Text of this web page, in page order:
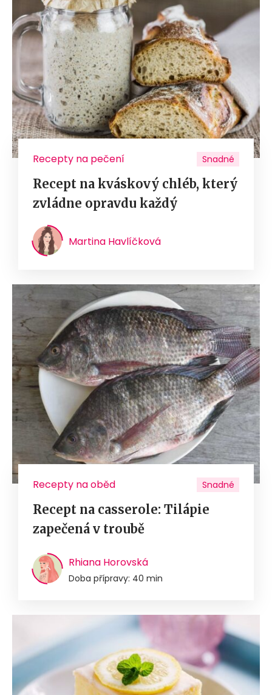
Recepty na pečení Snadné
Recept na kváskový chléb, který
zvládne opravdu každý
Martina Havlíčková
Recepty na oběd Snadné
Recept na casserole: Tilápie
zapečená v troubě
Rhiana Horovská
Doba přípravy: 40 min